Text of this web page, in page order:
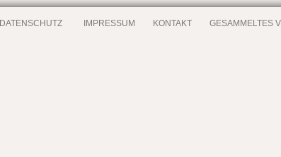
DATENSCHUTZ IMPRESSUM KONTAKT GESAMMELTES